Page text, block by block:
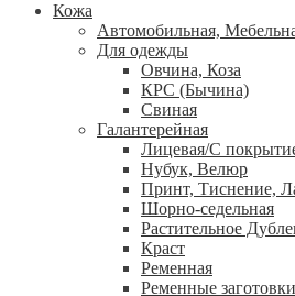
Кожа
Автомобильная,
Для одежды
Овчина, Коза
КРС (Бычина)
Свиная
Галантерейная
Лицевая/С
Нубук, Велюр
Принт, Тиснение,
Шорно-седельная
Растительное
Краст
Ременная
Ременные заготовки